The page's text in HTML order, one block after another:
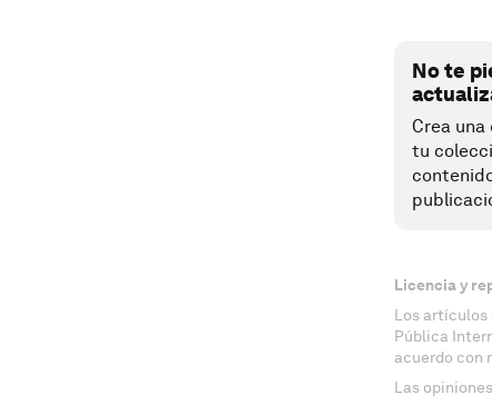
No te
Crea
tu
Licencia y
Los artículos
Pública
acuerdo con
Las